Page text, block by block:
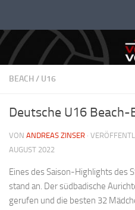
BEACH/ U16
Deutsche U16 Beach-
VON ANDREAS ZINSER ·
AUGUST 2022
Eines des Saison-Highlights des
stand an. Der südbadische
gerufen und die besten 32